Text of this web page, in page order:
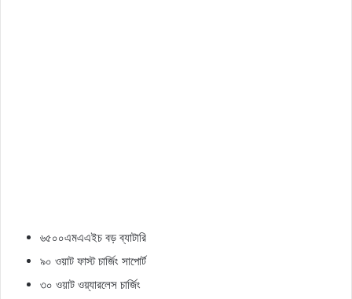
৬৫০০এমএএইচ বড় ব্যাটারি
৯০ ওয়াট ফাস্ট চার্জিং সাপোর্ট
৩০ ওয়াট ওয়্যারলেস চার্জিং